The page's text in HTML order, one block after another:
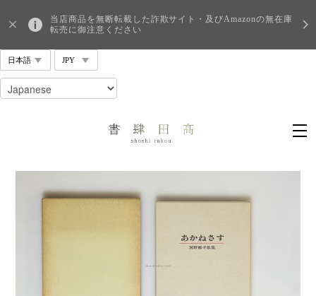
当店商品を無断転載した詐欺サイト・及びAmazonの無在庫
転売に御注意ください